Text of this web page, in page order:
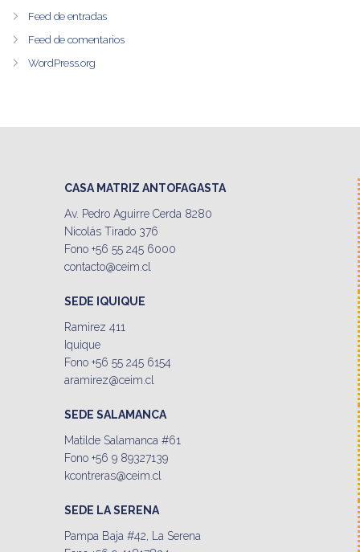
Feed de entradas
Feed de comentarios
WordPress.org
CASA MATRIZ ANTOFAGASTA
Av. Pedro Aguirre Cerda 8280
Nicolás Tirado 376
Fono +56 55 245 6000
contacto@ceim.cl
SEDE IQUIQUE
Ramirez 411
Iquique
Fono +56 55 245 6154
aramirez@ceim.cl
SEDE SALAMANCA
Matilde Salamanca #61
Fono +56 9 89327139
kcontreras@ceim.cl
SEDE LA SERENA
Pampa Baja #42, La Serena